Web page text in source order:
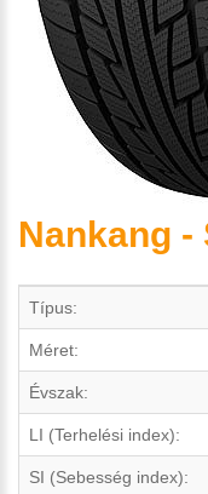
Nankang -
Típus:
Méret:
Évszak:
LI (Terhelési index):
SI (Sebesség index):